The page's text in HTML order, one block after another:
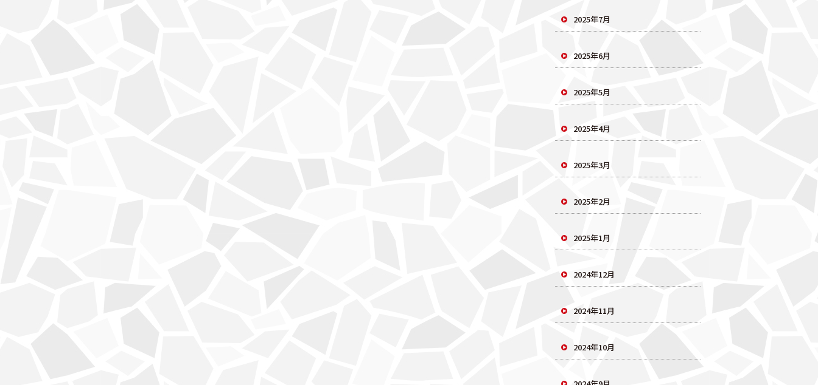
2025年7月
2025年6月
2025年5月
2025年4月
2025年3月
2025年2月
2025年1月
2024年12月
2024年11月
2024年10月